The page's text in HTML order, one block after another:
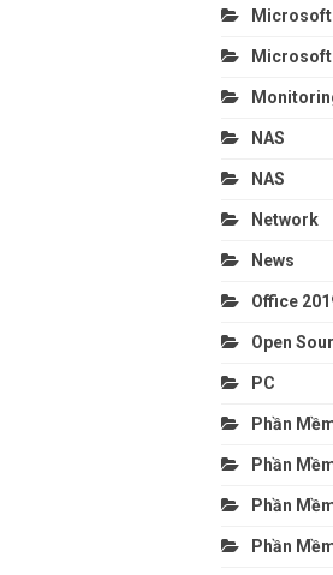
NAS
NAS
Network
News
Office
Open
PC
Phần
Phần
Phần
Phần